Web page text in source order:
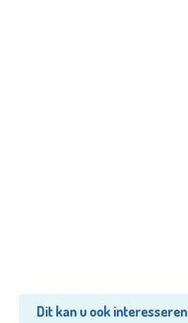
Dit kan u ook interesseren